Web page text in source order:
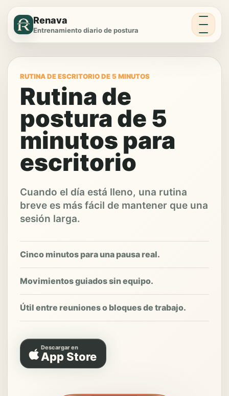
Renava
Entrenamiento diario de postura
Menú
RUTINA DE ESCRITORIO DE 5 MINUTOS
Rutina de
postura de 5
minutos para
escritorio
Cuando el día está lleno, una rutina
breve es más fácil de mantener que una
sesión larga.
Cinco minutos para una pausa real.
Movimientos guiados sin equipo.
Útil entre reuniones o bloques de trabajo.
Descargar en
App Store